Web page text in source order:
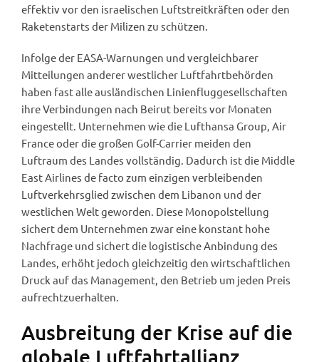
effektiv vor den israelischen Luftstreitkräften oder den
Raketenstarts der Milizen zu schützen.
Infolge der EASA-Warnungen und vergleichbarer
Mitteilungen anderer westlicher Luftfahrtbehörden
haben fast alle ausländischen Linienfluggesellschaften
ihre Verbindungen nach Beirut bereits vor Monaten
eingestellt. Unternehmen wie die Lufthansa Group, Air
France oder die großen Golf-Carrier meiden den
Luftraum des Landes vollständig. Dadurch ist die Middle
East Airlines de facto zum einzigen verbleibenden
Luftverkehrsglied zwischen dem Libanon und der
westlichen Welt geworden. Diese Monopolstellung
sichert dem Unternehmen zwar eine konstant hohe
Nachfrage und sichert die logistische Anbindung des
Landes, erhöht jedoch gleichzeitig den wirtschaftlichen
Druck auf das Management, den Betrieb um jeden Preis
aufrechtzuerhalten.
Ausbreitung der Krise auf die
globale Luftfahrtallianz